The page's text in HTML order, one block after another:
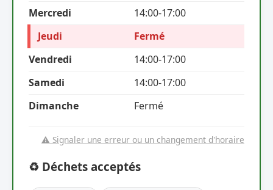
Mercredi
14:00-17:00
Jeudi
Fermé
Vendredi
14:00-17:00
Samedi
14:00-17:00
Dimanche
Fermé
⚠️ Signaler une erreur ou un changement d'horaire
♻️ Déchets acceptés